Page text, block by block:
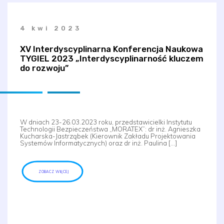
4 kwi 2023
XV Interdyscyplinarna Konferencja Naukowa
TYGIEL 2023 „Interdyscyplinarność kluczem
do rozwoju”
W dniach 23-26.03.2023 roku, przedstawicielki Instytutu
Technologii Bezpieczeństwa „MORATEX”: dr inż. Agnieszka
Kucharska-Jastrząbek (Kierownik Zakładu Projektowania
Systemów Informatycznych) oraz dr inż. Paulina […]
ZOBACZ WIĘCEJ